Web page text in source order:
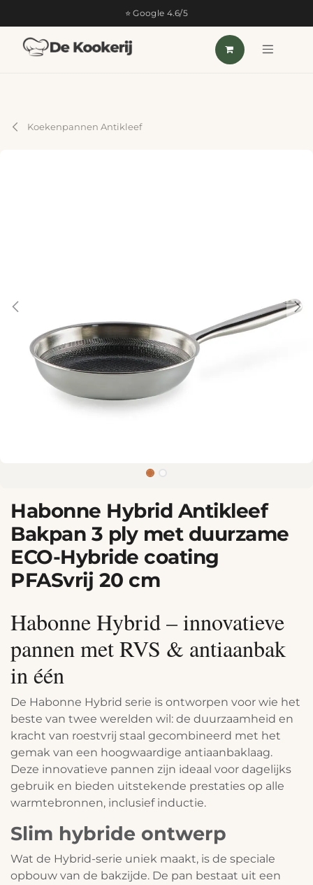
⭐ Google 4.6/5
Koekenpannen Antikleef
Habonne Hybrid Antikleef
Bakpan 3 ply met duurzame
ECO-Hybride coating
PFASvrij 20 cm
Habonne Hybrid – innovatieve
pannen met RVS & antiaanbak
in één
De Habonne Hybrid serie is ontworpen voor wie het
beste van twee werelden wil: de duurzaamheid en
kracht van roestvrij staal gecombineerd met het
gemak van een hoogwaardige antiaanbaklaag.
Deze innovatieve pannen zijn ideaal voor dagelijks
gebruik en bieden uitstekende prestaties op alle
warmtebronnen, inclusief inductie.
Slim hybride ontwerp
Wat de Hybrid-serie uniek maakt, is de speciale
opbouw van de bakzijde. De pan bestaat uit een